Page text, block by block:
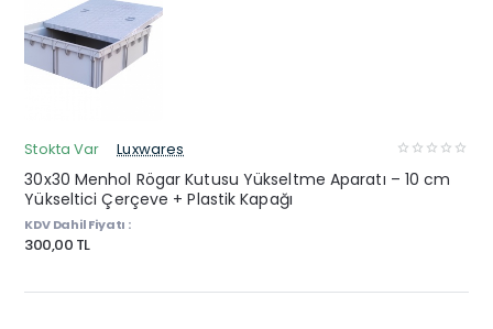
Stokta Var Luxwares
30x30 Menhol Rögar Kutusu Yükseltme Aparatı – 10 cm
Yükseltici Çerçeve + Plastik Kapağı
KDV Dahil Fiyatı :
300,00 TL